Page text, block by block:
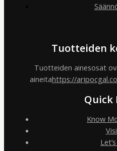
Tuotteiden
Tuotteiden ainesosat
aineitahttps://
Quick
Know